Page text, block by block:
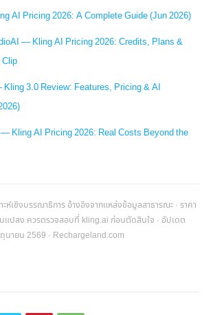
AI Pricing 2026: A Complete Guide (Jun 2026)
— Kling AI Pricing 2026: Credits, Plans &
3.0 Review: Features, Pricing & AI
Kling AI Pricing 2026: Real Costs Beyond the
ห์เชิงบรรณาธิการ อ้างอิงจากแหล่งข้อมูลสาธารณะ · ราคา
แปลง ควรตรวจสอบที่ kling.ai ก่อนตัดสินใจ · อัปเดต
นายน 2569 · Rechargeland.com